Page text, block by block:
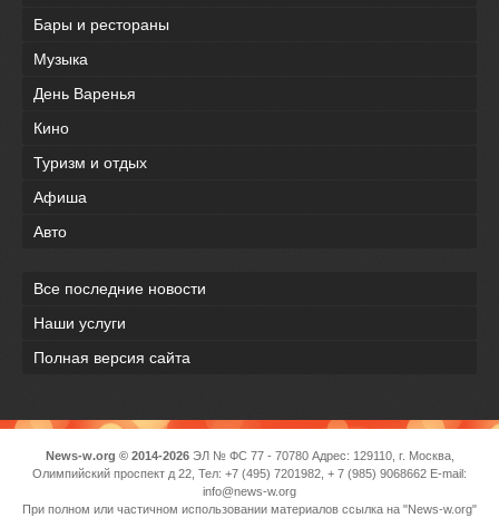
Бары и рестораны
Музыка
День Варенья
Кино
Туризм и отдых
Афиша
Авто
Все последние новости
Наши услуги
Полная версия сайта
News-w.org © 2014-2026ЭЛ № ФС 77 - 70780 Адрес: 129110, г. Москва,
Олимпийский проспект д 22, Тел: +7 (495) 7201982, + 7 (985) 9068662 E-mail:
info@news-w.org
При полном или частичном использовании материалов ссылка на "News-w.org"